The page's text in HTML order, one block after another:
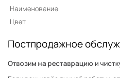
Наименование
Цвет
Постпродажное
Отвозим на реставрацию и